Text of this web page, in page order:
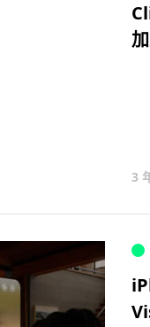
3